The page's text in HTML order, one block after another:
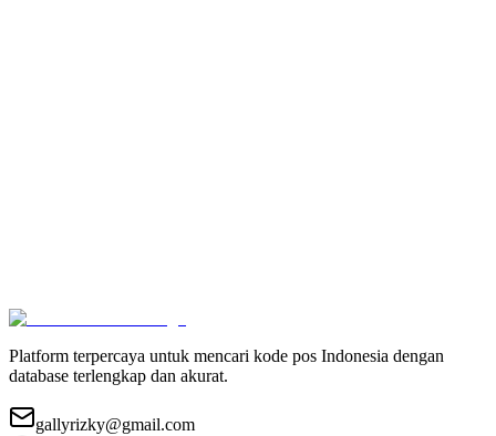
Platform terpercaya untuk mencari kode pos Indonesia dengan
database terlengkap dan akurat.
gallyrizky@gmail.com